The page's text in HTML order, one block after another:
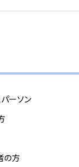
ーソン
の方